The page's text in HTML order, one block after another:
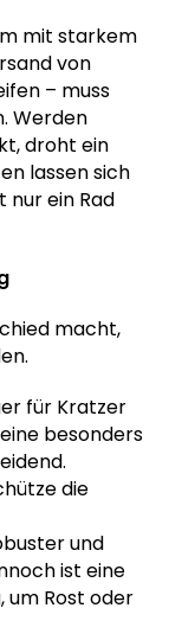
mit starkem
von
– muss
Werden
droht ein
lassen sich
nur ein Rad
macht,
für Kratzer
besonders
die
und
ist eine
um Rost oder